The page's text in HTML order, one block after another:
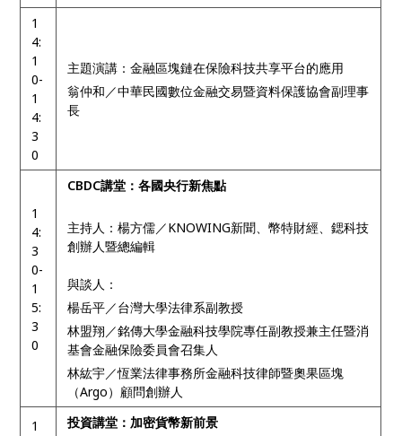
1
4:
1
0-
1
4:
3
0
主題演講：金融區塊鏈在保險科技共享平台的應用
翁仲和／中華民國數位金融交易暨資料保護協會副理事
長
1
4:
3
0-
1
5:
3
0
CBDC講堂：各國央行新焦點
主持人：楊方儒／KNOWING新聞、幣特財經、鍶科技
創辦人暨總編輯
與談人：
楊岳平／台灣大學法律系副教授
林盟翔／銘傳大學金融科技學院專任副教授兼主任暨消
基會金融保險委員會召集人
林紘宇／恆業法律事務所金融科技律師暨奧果區塊
（Argo）顧問創辦人
1
投資講堂：加密貨幣新前景